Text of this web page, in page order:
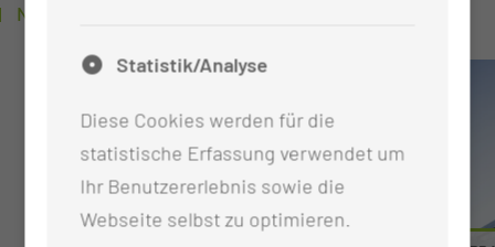
NEUIGKEITEN
Statistik/Analyse
Diese Cookies werden für die
statistische Erfassung verwendet um
Ihr Benutzererlebnis sowie die
Webseite selbst zu optimieren.